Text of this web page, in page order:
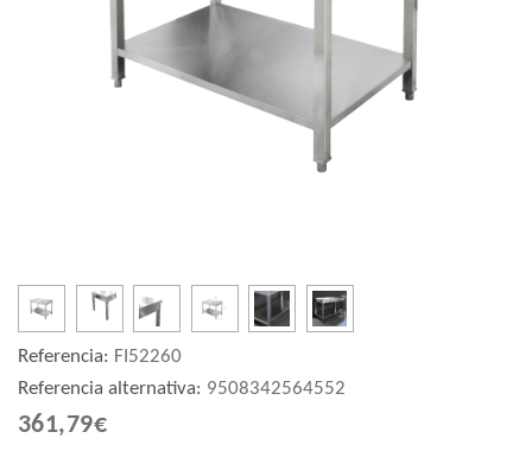
Referencia: FI52260
Referencia alternativa: 9508342564552
361,79€